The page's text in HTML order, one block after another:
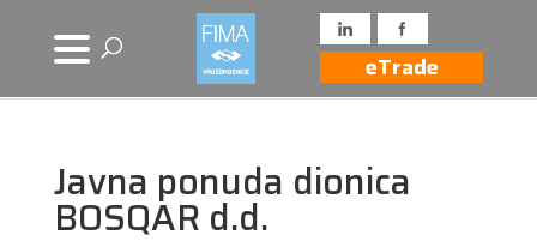
eTrade
Javna ponuda dionica
BOSQAR d.d.